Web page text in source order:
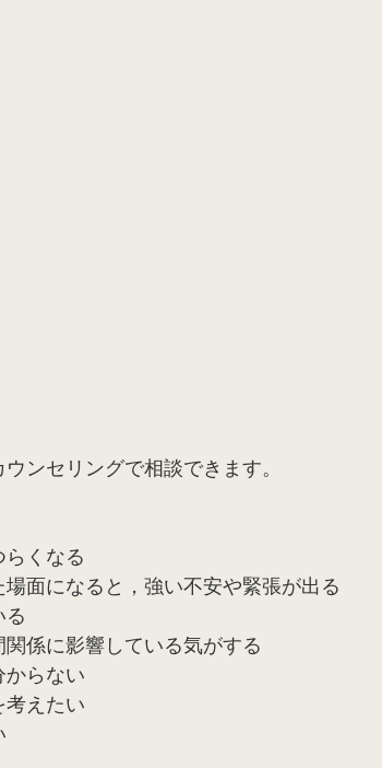
ンセリングで相談できます。
くなる
面になると，強い不安や緊張が出る
る
係に影響している気がする
からない
考えたい